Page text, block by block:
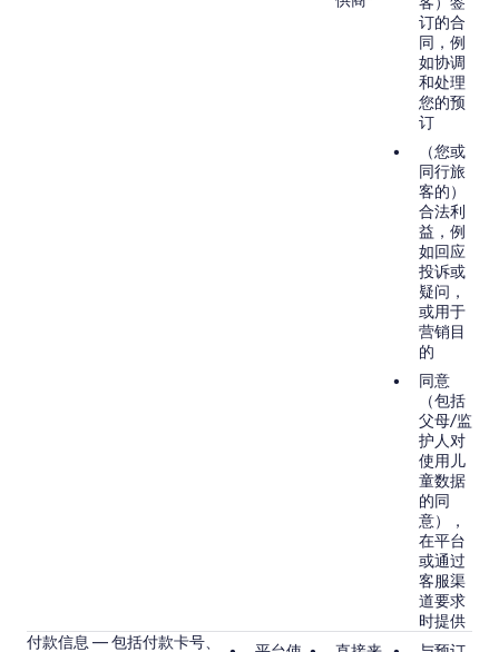
订的合
同，例
如协调
和处理
您的预
订
（您或
同行旅
客的）
合法利
益，例
如回应
投诉或
疑问，
或用于
营销目
的
同意
（包括
父母/监
护人对
使用儿
童数据
的同
意），
在平台
或通过
客服渠
道要求
时提供
付款信息 — 包括付款卡号、